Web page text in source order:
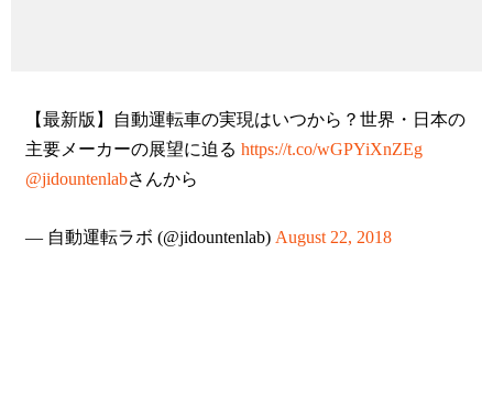
【最新版】自動運転車の実現はいつから？世界・日本の
主要メーカーの展望に迫る https://t.co/wGPYiXnZEg
@jidountenlabさんから
— 自動運転ラボ (@jidountenlab) August 22, 2018